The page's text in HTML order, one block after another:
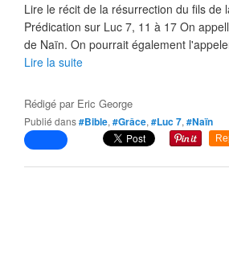
Lire le récit de la résurrection du fils
Prédication sur Luc 7, 11 à 17 On
de Naïn. On pourrait également
Lire la suite
Rédigé par Eric George
Publié dans#Bible, #Grâce, #Luc 7, #Naïn